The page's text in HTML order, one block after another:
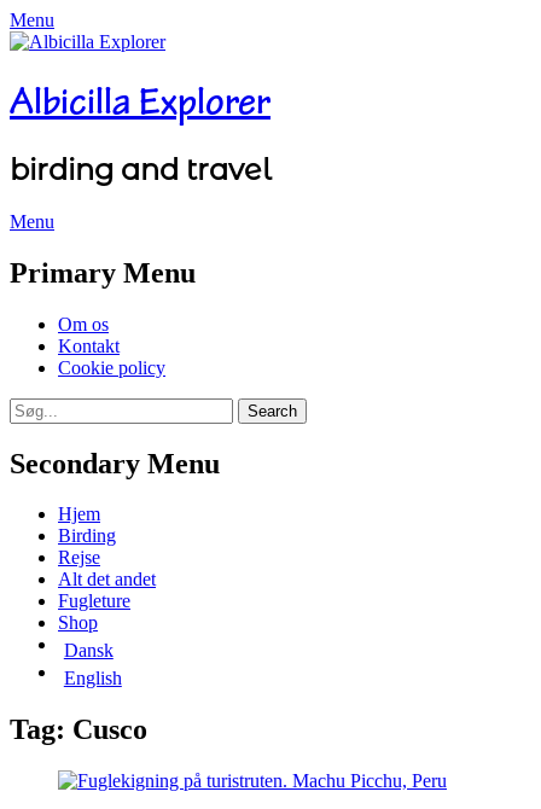
Menu
Albicilla Explorer
birding and travel
Menu
Primary Menu
Skip
content
Om os
Kontakt
Cookie policy
Search
Search
for:
Secondary Menu
Skip
content
Hjem
Birding
Rejse
Alt det andet
Fugleture
Shop
Dansk
English
Tag: Cusco